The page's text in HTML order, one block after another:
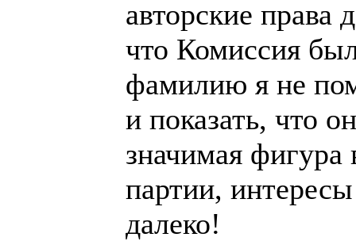
авторские права
что Комиссия
фамилию я не
и показать, что
значимая
партии,
далеко!